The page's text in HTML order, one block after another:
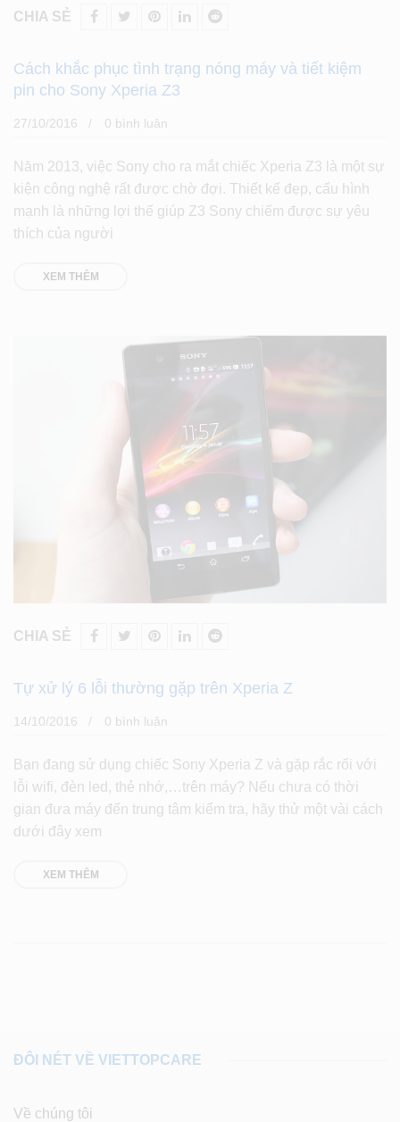
CHIA SẺ
Cách khắc phục tình trạng nóng máy và tiết kiệm
pin cho Sony Xperia Z3
27/10/2016 0 bình luân
Năm 2013, việc Sony cho ra mắt chiếc Xperia Z3 là một sự
kiện công nghệ rất được chờ đợi. Thiết kế đẹp, cấu hình
mạnh là những lợi thế giúp Z3 Sony chiếm được sự yêu
thích của người
XEM THÊM
CHIA SẺ
Tự xử lý 6 lỗi thường gặp trên Xperia Z
14/10/2016 0 bình luân
Bạn đang sử dụng chiếc Sony Xperia Z và gặp rắc rối với
lỗi wifi, đèn led, thẻ nhớ,…trên máy? Nếu chưa có thời
gian đưa máy đến trung tâm kiểm tra, hãy thử một vài cách
dưới đây xem
XEM THÊM
ĐÔI NÉT VỀ VIETTOPCARE
Về chúng tôi